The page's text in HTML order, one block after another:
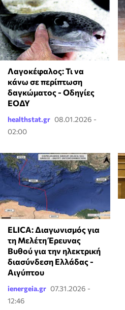
Λαγοκέφαλος: Τι να
κάνω σε περίπτωση
δαγκώματος - Οδηγίες
ΕΟΔΥ
healthstat.gr 08.01.2026 -
02:00
ELICA: Διαγωνισμός για
τη Μελέτη Έρευνας
Βυθού για την ηλεκτρική
διασύνδεση Ελλάδας -
Αιγύπτου
ienergeia.gr 07.31.2026 -
12:46